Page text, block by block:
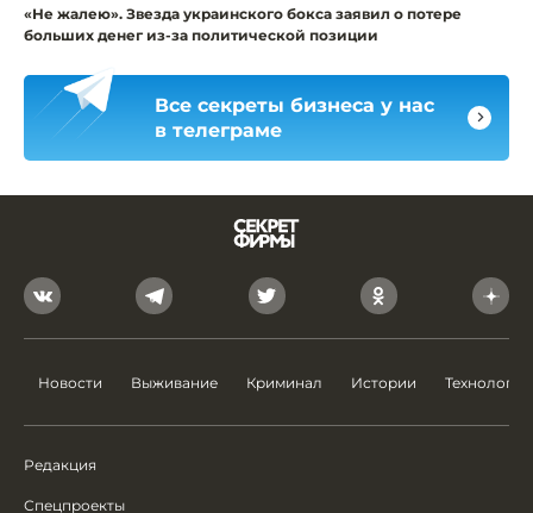
«Не жалею». Звезда украинского бокса заявил о потере
больших денег из-за политической позиции
Все секреты бизнеса у нас
в телеграме
Новости Выживание Криминал Истории Технологии
Редакция
Спецпроекты